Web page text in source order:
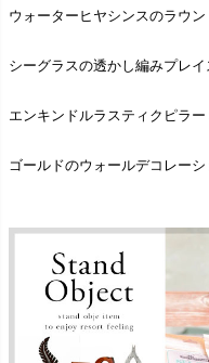
ウォーターヒヤシンスのラウン
シーグラスの透かし編みプレイ
エンキンドルラスティクピラー
ゴールドのウォールデコレー